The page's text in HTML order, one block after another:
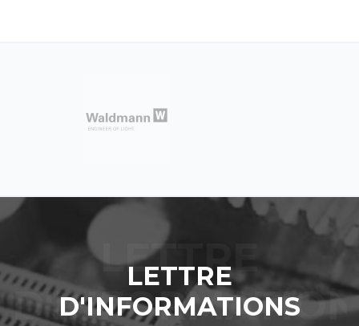
LETTRE
D'INFORMATIONS